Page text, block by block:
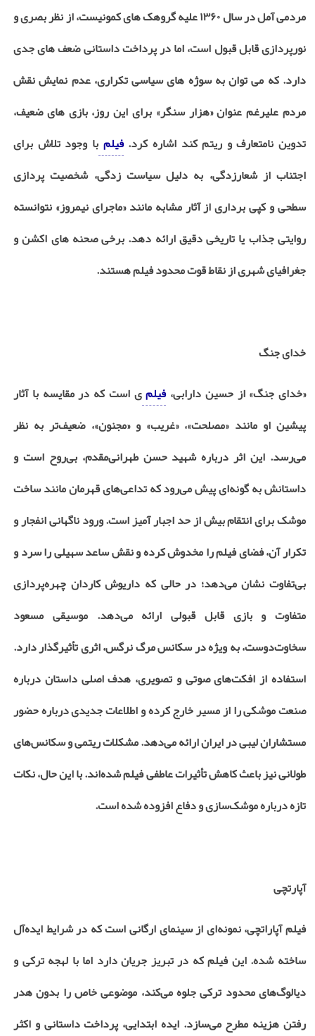
مردمی آمل در سال۱۳۶۰علیه گروهک های کمونیست، از نظر بصری و
نورپردازی قابل قبول است، اما در پرداخت داستانی ضعف های جدی
دارد. که می توان به سوژه های سیاسی تکراری، عدم نمایش نقش
مردم علیرغم عنوان «هزار سنگر» برای این روز، بازی های ضعیف،
تدوین نامتعارف و ریتم کند اشاره کرد.فیلمبا وجود تلاش برای
اجتناب از شعارزدگی، به دلیل سیاست زدگی، شخصیت پردازی
سطحی و کپی برداری از آثار مشابه مانند «ماجرای نیمروز» نتوانسته
روایتی جذاب یا تاریخی دقیق ارائه دهد. برخی صحنه های اکشن و
جغرافیای شهری از نقاط قوت محدود فیلم هستند.
خدای جنگ
«خدای جنگ» از حسین دارابی،فیلمی است که در مقایسه با آثار
پیشین او مانند «مصلحت»، «غریب» و «مجنون»، ضعیف‌تر به نظر
می‌رسد. این اثر درباره شهید حسن طهرانی‌مقدم، بی‌روح است و
داستانش به گونه‌ای پیش می‌رود که تداعی‌های قهرمان مانند ساخت
موشک برای انتقام بیش از حد اجبار آمیز است. ورود ناگهانی انفجار و
تکرار آن، فضای فیلم را مخدوش کرده و نقش ساعد سهیلی را سرد و
بی‌تفاوت نشان می‌دهد؛ در حالی که داریوش کاردان چهره‌پردازی
متفاوت و بازی قابل قبولی ارائه می‌دهد. موسیقی مسعود
سخاوت‌دوست، به ویژه در سکانس مرگ نرگس، اثری تأثیرگذار دارد.
استفاده از افکت‌های صوتی و تصویری، هدف اصلی داستان درباره
صنعت موشکی را از مسیر خارج کرده و اطلاعات جدیدی درباره حضور
مستشاران لیبی در ایران ارائه می‌دهد. مشکلات ریتمی و سکانس‌های
طولانی نیز باعث کاهش تأثیرات عاطفی فیلم شده‌اند. با این حال، نکات
تازه درباره موشک‌سازی و دفاع افزوده شده است.
آپارتچی
فیلم آپاراتچی، نمونه‌ای از سینمای ارگانی است که در شرایط ایده‌آل
ساخته شده. این فیلم که در تبریز جریان دارد اما با لهجه ترکی و
دیالوگ‌های محدود ترکی جلوه می‌کند، موضوعی خاص را بدون هدر
رفتن هزینه مطرح می‌سازد. ایده ابتدایی، پرداخت داستانی و اکثر